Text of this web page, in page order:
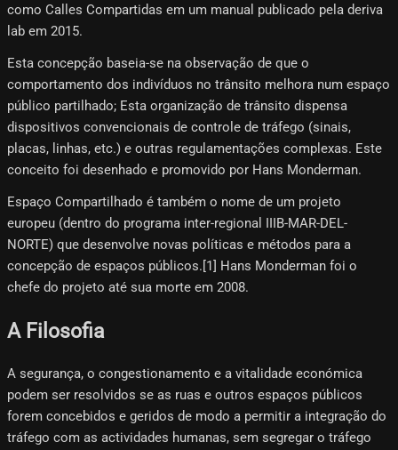
como Calles Compartidas em um manual publicado pela deriva
lab em 2015.
Esta concepção baseia-se na observação de que o
comportamento dos indivíduos no trânsito melhora num espaço
público partilhado; Esta organização de trânsito dispensa
dispositivos convencionais de controle de tráfego (sinais,
placas, linhas, etc.) e outras regulamentações complexas. Este
conceito foi desenhado e promovido por Hans Monderman.
Espaço Compartilhado é também o nome de um projeto
europeu (dentro do programa inter-regional IIIB-MAR-DEL-
NORTE) que desenvolve novas políticas e métodos para a
concepção de espaços públicos.[1] Hans Monderman foi o
chefe do projeto até sua morte em 2008.
A Filosofia
A segurança, o congestionamento e a vitalidade económica
podem ser resolvidos se as ruas e outros espaços públicos
forem concebidos e geridos de modo a permitir a integração do
tráfego com as actividades humanas, sem segregar o tráfego